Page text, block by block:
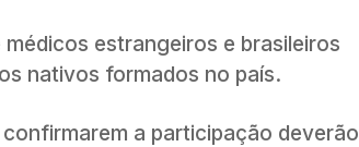
estrangeiros e brasileiros
nativos formados no país.
a participação deverão